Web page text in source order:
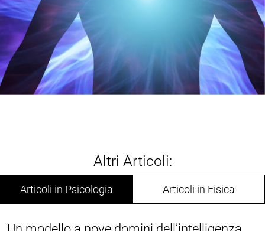
Altri Articoli:
Articoli in Psicologia Articoli in Fisica